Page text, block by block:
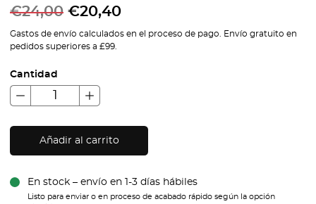
€24,00 €20,40
Gastos de envío calculados en el proceso de pago. Envío gratuito en
pedidos superiores a £99.
Cantidad
Añadir al carrito
En stock – envío en 1-3 días hábiles
Listo para enviar o en proceso de acabado rápido según la opción